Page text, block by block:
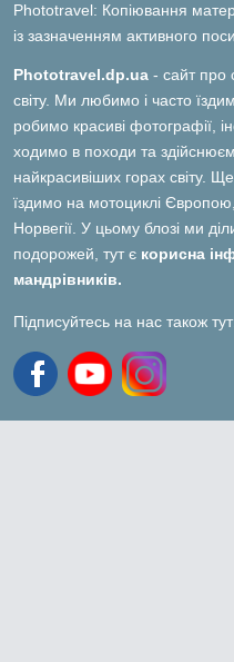
Phototravel: Копіювання
із зазначенням активного
Phototravel.dp.ua - сайт про
світу. Ми любимо і часто
робимо красиві фотографії,
ходимо в походи та
найкрасивіших горах світу.
їздимо на мотоциклі Європою,
Норвегії. У цьому блозі ми
подорожей, тут є корисна
мандрівників.
Підписуйтесь на нас також